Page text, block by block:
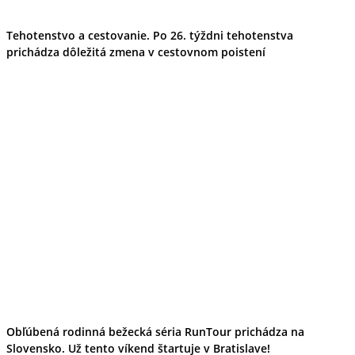
Turistika
Cyklistika
Tehotenstvo a cestovanie. Po 26. týždni tehotenstva
prichádza dôležitá zmena v cestovnom poistení
Obľúbená rodinná bežecká séria RunTour prichádza na
Slovensko. Už tento víkend štartuje v Bratislave!